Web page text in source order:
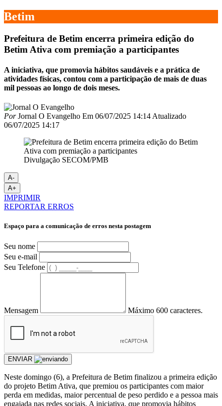
Betim
Prefeitura de Betim encerra primeira edição do
Betim Ativa com premiação a participantes
A iniciativa, que promovia hábitos saudáveis e a prática de
atividades físicas, contou com a participação de mais de duas
mil pessoas ao longo de dois meses.
PorJornal O Evangelho Em 06/07/2025 14:14 Atualizado
06/07/2025 14:17
Divulgação SECOM/PMB
A-
A+
IMPRIMIR
REPORTAR ERROS
Espaço para a comunicação de erros nesta postagem
Seu nome
Seu e-mail
Seu Telefone
Mensagem Máximo 600 caracteres.
ENVIAR
Neste domingo (6), a Prefeitura de Betim finalizou a primeira edição
do projeto Betim Ativa, que premiou os participantes com maior
perda em medidas, maior percentual de peso perdido e a pessoa mais
engajada nas redes sociais. A iniciativa, que promovia hábitos